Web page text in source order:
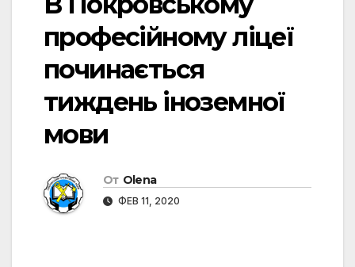
професійному ліцеї
починається
тиждень іноземної
мови
От Olena
ФЕВ 11, 2020